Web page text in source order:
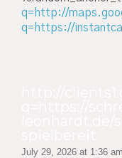
q=http://
q=https://
July 29, 2026 at 1:36 am